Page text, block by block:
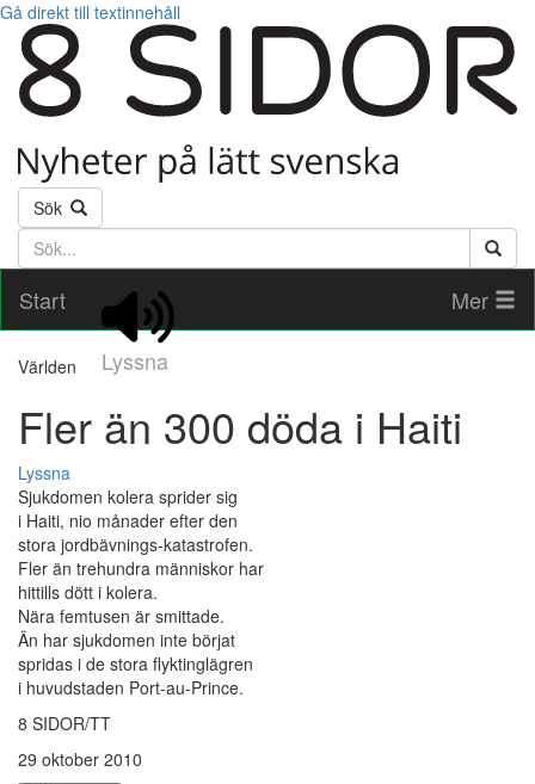
Gå direkt till textinnehåll
Sök
Söktext
Start
Lyssna
Mer
Världen
Fler än 300 döda i Haiti
Lyssna
Sjukdomen kolera sprider sig
i Haiti, nio månader efter den
stora jordbävnings-katastrofen.
Fler än trehundra människor har
hittills dött i kolera.
Nära femtusen är smittade.
Än har sjukdomen inte börjat
spridas i de stora flyktinglägren
i huvudstaden Port-au-Prince.
8 SIDOR/TT
29 oktober 2010